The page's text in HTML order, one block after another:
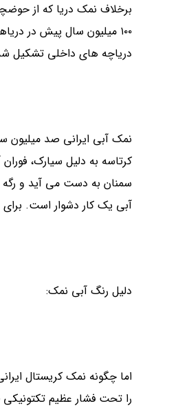
برخلاف نمک دریا که از
۱۰۰ میلیون سال پیش در
دریاچه های داخلی تشکیل
نمک آبی ایرانی صد میلیون
کرتاسه به دلیل سیارک،
سمنان به دست می آید و رگه
آبی یک کار دشوار است. برای
دلیل رنگ آبی نمک:
اما چگونه نمک کریستال
را تحت فشار عظیم تکتونیکی